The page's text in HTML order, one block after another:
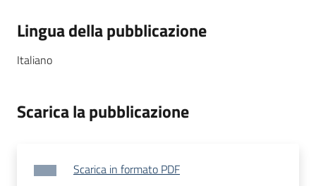
Lingua della pubblicazione
Italiano
Scarica la pubblicazione
Scarica in formato PDF